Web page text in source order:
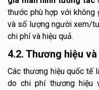
thước phù hợp với không
và số lượng người xem/
chi phí và hiệu quả.
4.2. Thương hiệu
Các thương hiệu quốc tế
do chi phí thương hiệu